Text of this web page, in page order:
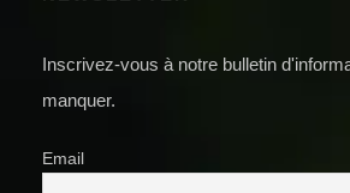
Inscrivez-vous à notre bulletin
manquer.
Email